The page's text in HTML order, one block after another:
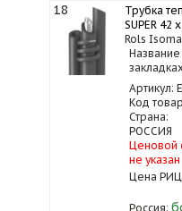
18
Трубка
SUPER 42
Rols
Название
Артикул:
Код
Страна:
РОССИЯ
Ценовой
не указан
Цена
Россия: